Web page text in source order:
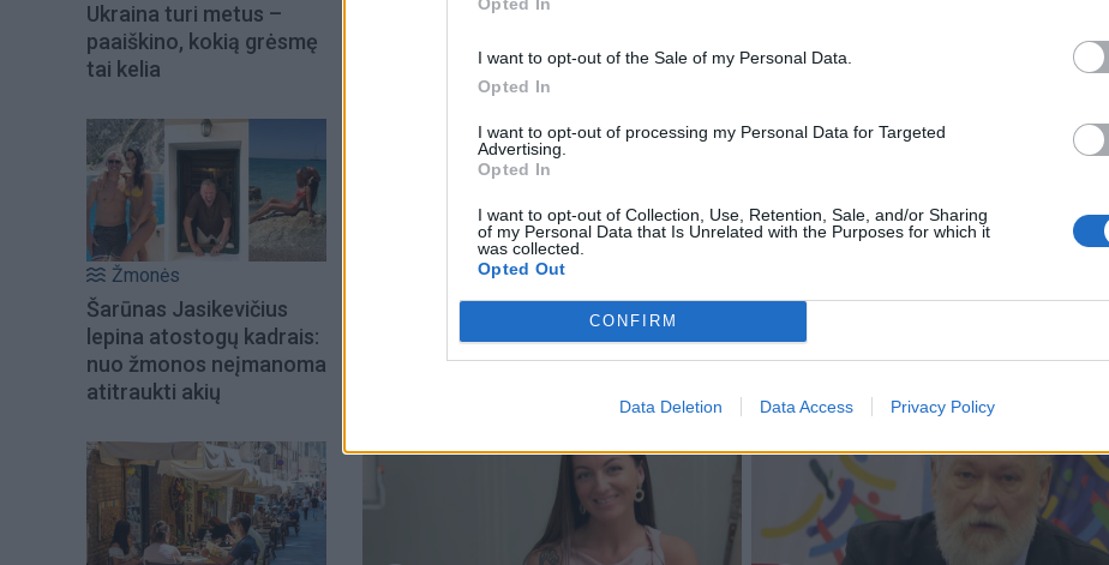
I want to opt-out of the Sale of my Personal Data.
Opted In
I want to opt-out of processing my Personal Data for Targeted
Advertising.
Opted In
I want to opt-out of Collection, Use, Retention, Sale, and/or Sharing
of my Personal Data that Is Unrelated with the Purposes for which it
was collected.
Opted Out
CONFIRM
Data Deletion Data Access Privacy Policy
Ukraina turi metus –
paaiškino, kokią grėsmę
tai kelia
Žmonės
Šarūnas Jasikevičius
lepina atostogų kadrais:
nuo žmonos neįmanoma
atitraukti akių
Savivaldybė teigia, jog ankstesnis 9,2 euro mokestis buvo įvestas įvertinus, kiek
savivaldybei faktiškai kainuoja kiekvieno darželinuko išlaikymas.
Savivaldybė planuoja perskaičiuoti ugdymo darželiuose savikainą ir ateityje
spręsti dėl būtinybės keisti mokesčio dydį.
Projekte numatyta, jog tarybai priėmus pakeitimus, šios nuostatos įsigaliotų nuo
sausio 19-osios, tai yra, teismo sprendimo paskelbimo dienos.